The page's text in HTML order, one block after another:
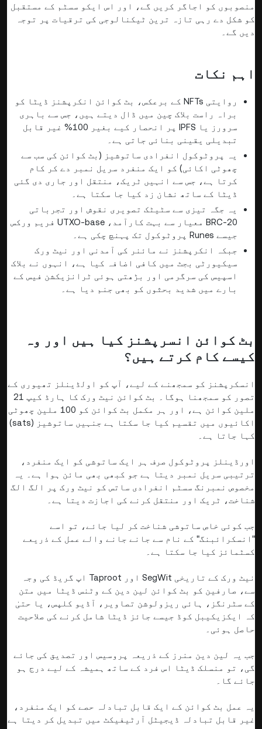
منصوبوں کو اجاگر کریں گے، اور اس ایکو سسٹم کے مستقبل
کو شکل دے رہی تازہ ترین ٹیکنالوجی کی ترقیات پر توجہ
دیں گے۔
اہم نکات
روایتی NFTs کے برعکس، بٹ کوائن انکرپشنز ڈیٹا کو
براہ راست بلاک چین میں ڈال دیتے ہیں، جس سے باہری
سرورز یا IPFS پر انحصار کیے بغیر 100% غیر قابل
تبدیلی یقینی بنائی جاتی ہے۔
یہ پروٹوکول انفرادی ساتوشیز (بٹ کوائن کی سب سے
چھوٹی اکائی) کو ایک منفرد سریل نمبر دے کر کام
کرتا ہے، جس سے انہیں ٹریک، منتقل اور جاری دی گئی
ڈیٹا کے ساتھ نشان زد کیا جا سکتا ہے۔
یہ جگہ تیزی سے سٹیٹک تصویری نقوش اور تجرباتی
BRC-20 معیار سے بہت کارآمد، UTXO-base فریم ورکس
جیسے Runes پروٹوکول تک پہنچ چکی ہے۔
جبکہ انکرپشنز نے مائنر کی آمدنی اور نیٹ ورک
سیکیورٹی بجٹ میں کافی اضافہ کیا ہے، انہوں نے بلاک
اسپیس کی سرگرمی اور بڑھتی ہوئی ٹرانزیکشن فیس کے
بارے میں شدید بحثوں کو بھی جنم دیا ہے۔
بٹ کوائن انسرپشنز کیا ہیں اور وہ
کیسے کام کرتے ہیں؟
انسکرپشنز کو سمجھنے کے لیے، آپ کو اولڈینلز تھیوری کے
تصور کو سمجھنا ہوگا۔ بٹ کوائن نیٹ ورک کا ہارڈ کیپ 21
ملین کوائن ہے، اور ہر مکمل بٹ کوائن کو 100 ملین چھوٹی
اکائیوں میں تقسیم کیا جا سکتا ہے جنہیں ساتوشیز (sats)
کہا جاتا ہے۔
اورڈینلز پروٹوکول صرف ہر ایک ساتوشی کو ایک منفرد،
ترتیبی سریل نمبر دیتا ہے جو کبھی بھی مائن ہوا ہے۔ یہ
مخصوص نمبرنگ سسٹم انفرادی ساتس کو نیٹ ورک پر الگ الگ
شناخت، ٹریک اور منتقل کرنے کی اجازت دیتا ہے۔
جب کوئی خاص ساتوشی شناخت کر لیا جائے، تو اسے
"انسکرائبنگ" کے نام سے جانے جانے والے عمل کے ذریعے
کسٹمائز کیا جا سکتا ہے۔
نیٹ ورک کے تاریخی SegWit اور Taproot اپ گریڈ کی وجہ
سے، صارفین کو بٹ کوائن لین دین کے وٹنس ڈیٹا میں متن
کے سٹرنگز، ہائی ریزولوشن تصاویر، آڈیو کلپس، یا حتیٰ
کہ ایکزیکیبل کوڈ جیسے جائز ڈیٹا شامل کرنے کی صلاحیت
حاصل ہوئی۔
جب یہ لین دین منرز کے ذریعہ پروسیس اور تصدیق کی جائے
گی، تو منسلک ڈیٹا اس فرد کے ساتھ ہمیشہ کے لیے درج ہو
جائے گا۔
یہ عمل بٹ کوائن کے ایک قابل تبادلہ حصے کو ایک منفرد،
غیر قابل تبادلہ ڈیجیٹل آرٹیفیکٹ میں تبدیل کر دیتا ہے